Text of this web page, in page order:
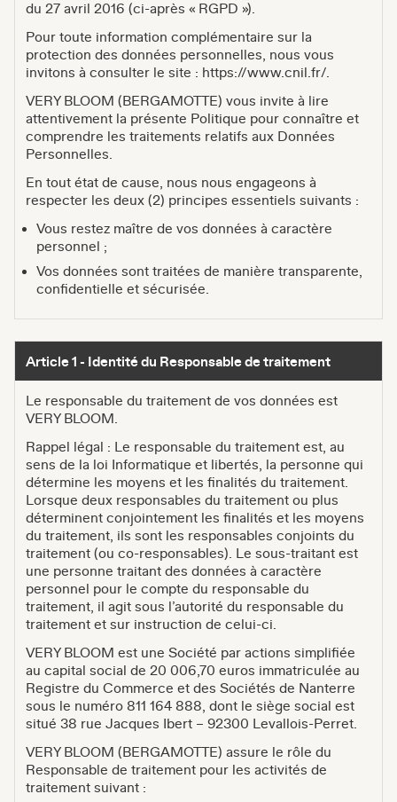
du 27 avril 2016 (ci-après « RGPD »).
Pour toute information complémentaire sur la
protection des données personnelles, nous vous
invitons à consulter le site : https://www.cnil.fr/
VERY BLOOM (BERGAMOTTE) vous invite à lire
attentivement la présente Politique pour connaître et
comprendre les traitements relatifs aux Données
Personnelles.
En tout état de cause, nous nous engageons à
respecter les deux (2) principes essentiels suivants :
Vous restez maître de vos données à caractère
personnel ;
Vos données sont traitées de manière transparente,
confidentielle et sécurisée.
Article 1 - Identité du Responsable de traitement
Le responsable du traitement de vos données est
VERY BLOOM.
Rappel légal : Le responsable du traitement est, au
sens de la loi Informatique et libertés, la personne qui
détermine les moyens et les finalités du traitement.
Lorsque deux responsables du traitement ou plus
déterminent conjointement les finalités et les moyens
du traitement, ils sont les responsables conjoints du
traitement (ou co-responsables). Le sous-traitant est
une personne traitant des données à caractère
personnel pour le compte du responsable du
traitement, il agit sous l’autorité du responsable du
traitement et sur instruction de celui-ci.
VERY BLOOM est une Société par actions simplifiée
au capital social de 20 006,70 euros immatriculée au
Registre du Commerce et des Sociétés de Nanterre
sous le numéro 811 164 888, dont le siège social est
situé 38 rue Jacques Ibert – 92300 Levallois-Perret.
VERY BLOOM (BERGAMOTTE) assure le rôle du
Responsable de traitement pour les activités de
traitement suivant :